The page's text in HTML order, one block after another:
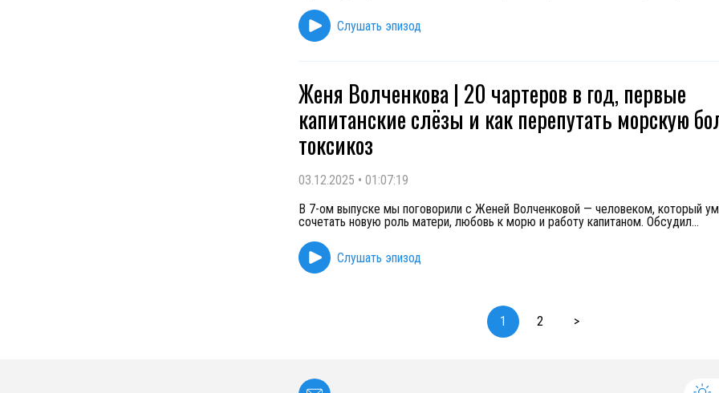
Слушать эпизод
Женя Волченкова | 20 чартеров в год, первые
капитанские слёзы и как перепутать морскую
токсикоз
03.12.2025 • 01:07:19
В 7-ом выпуске мы поговорили с Женей Волченковой — человеком, который
сочетать новую роль матери, любовь к морю и работу капитаном. Обсудил...
Слушать эпизод
1 2 >